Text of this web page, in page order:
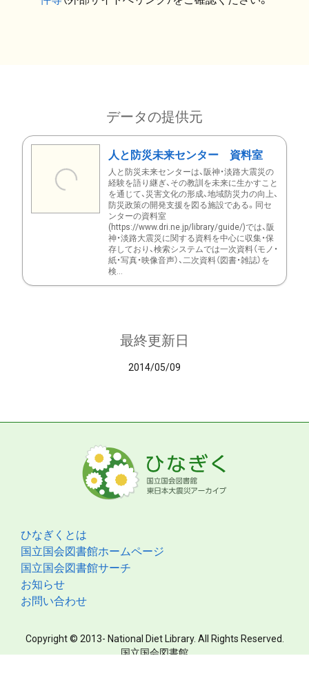
データの提供元
人と防災未来センター 資料室
人と防災未来センターは、阪神・淡路大震災の
経験を語り継ぎ、その教訓を未来に生かすこと
を通じて、災害文化の形成、地域防災力の向上、
防災政策の開発支援を図る施設である。同セ
ンターの資料室
(https://www.dri.ne.jp/library/guide/)では、阪
神・淡路大震災に関する資料を中心に収集・保
存しており、検索システムでは一次資料（モノ・
紙・写真・映像音声）、二次資料（図書・雑誌）を
検...
最終更新日
2014/05/09
ひなぎくとは
国立国会図書館ホームページ
国立国会図書館サーチ
お知らせ
お問い合わせ
Copyright © 2013- National Diet Library. All Rights Reserved.